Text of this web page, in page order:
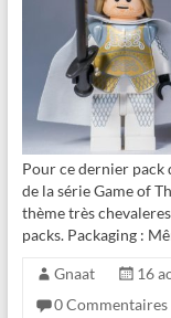
Pour ce dernier pack
de la série Game of
thème très
packs. Packaging :
Gnaat 16
0 Commentaires